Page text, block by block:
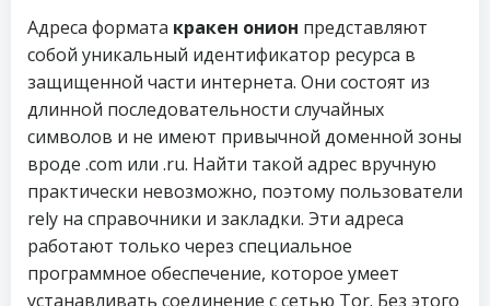
Адреса формата кракен онион представляют
собой уникальный идентификатор ресурса в
защищенной части интернета. Они состоят из
длинной последовательности случайных
символов и не имеют привычной доменной зоны
вроде .com или .ru. Найти такой адрес вручную
практически невозможно, поэтому пользователи
rely на справочники и закладки. Эти адреса
работают только через специальное
программное обеспечение, которое умеет
устанавливать соединение с сетью Tor. Без этого